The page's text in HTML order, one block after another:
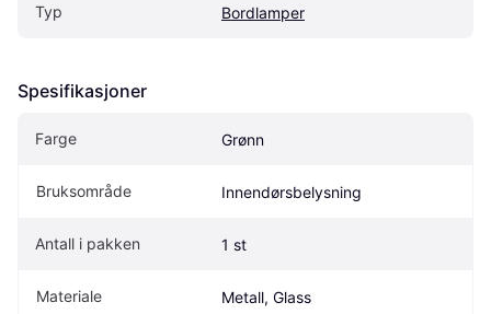
Typ Bordlamper
Spesifikasjoner
Farge Grønn
Bruksområde Innendørsbelysning
Antall i pakken 1 st
Materiale Metall, Glass